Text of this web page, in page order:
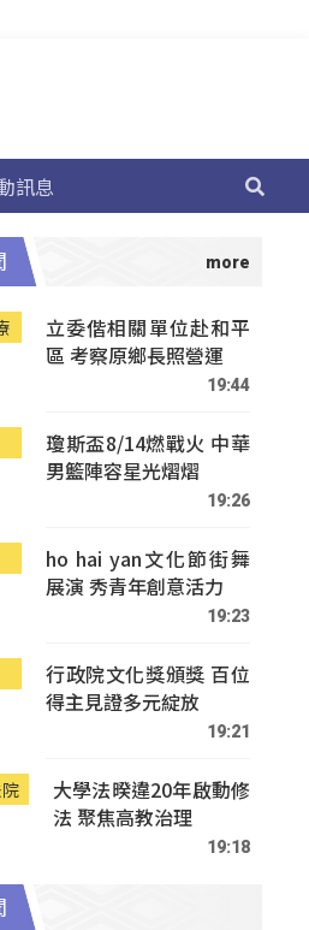
訊息
立委偕相關單位赴和平
區 考察原鄉長照營運
19:44
瓊斯盃8/14燃戰火 中華
男籃陣容星光熠熠
19:26
ho hai yan文化節街舞
展演 秀青年創意活力
19:23
行政院文化獎頒獎 百位
得主見證多元綻放
19:21
大學法暌違20年啟動修
法 聚焦高教治理
19:18